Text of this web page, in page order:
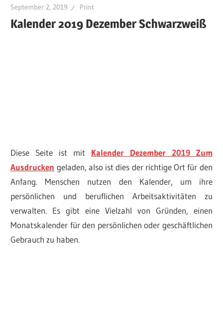
September 2, 2019 Print
Kalender 2019 Dezember Schwarzweiß
Diese Seite ist mit Kalender Dezember 2019 Zum
Ausdrucken geladen, also ist dies der richtige Ort für den
Anfang. Menschen nutzen den Kalender, um ihre
persönlichen und beruflichen Arbeitsaktivitäten zu
verwalten. Es gibt eine Vielzahl von Gründen, einen
Monatskalender für den persönlichen oder geschäftlichen
Gebrauch zu haben.